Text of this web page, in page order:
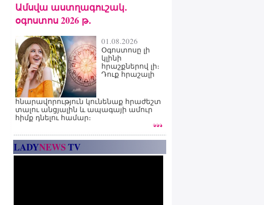
Ամսվա աստղագուշակ․
օգոստոս 2026 թ․
01.08.2026
Օգոստոսը լի
կլինի
հրաշքներով լի։
Դուք հրաշալի
հնարավորություն կունենաք հրաժեշտ
տալու անցյալին և ապագայի ամուր
հիմք դնելու համար։
LADYNEWSTV